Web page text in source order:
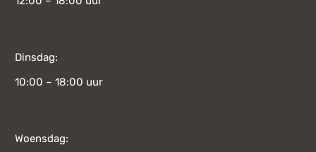
Dinsdag:
10:00 – 18:00 uur
Woensdag: